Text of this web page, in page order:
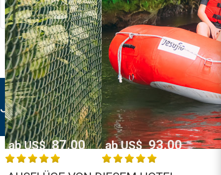
La Fortuna /
Arenal
MEHR INFO
La Fortuna /
Arenal
MEHR INFO
ab US$87.00 ab US$93.00
JUST A DREAM HOUSE